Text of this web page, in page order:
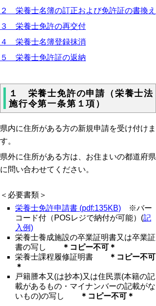
２ 栄養士名簿の訂正および免許証の書換え
３ 栄養士免許の再交付
４ 栄養士名簿登録抹消
５ 栄養士免許証の返納
１ 栄養士免許の申請（栄養士法
施行令第一条第１項）
県内に住所がある方の新規申請を受け付けま
す。
県外に住所がある方は、お住まいの都道府県
に問い合わせてください。
＜必要書類＞
栄養士免許申請書 (pdf:135KB) ※バー
コード付（POSレジで納付が可能）(記
入例)
栄養士養成施設の卒業証明書又は卒業証
書の写し
＊コピー不可＊
栄養士課程履修証明書
＊コピー不可
＊
戸籍謄本又(は抄本)又は住民票(本籍の記
載があるもの・マイナンバーの記載がな
いもの)の写し
＊コピー不可＊